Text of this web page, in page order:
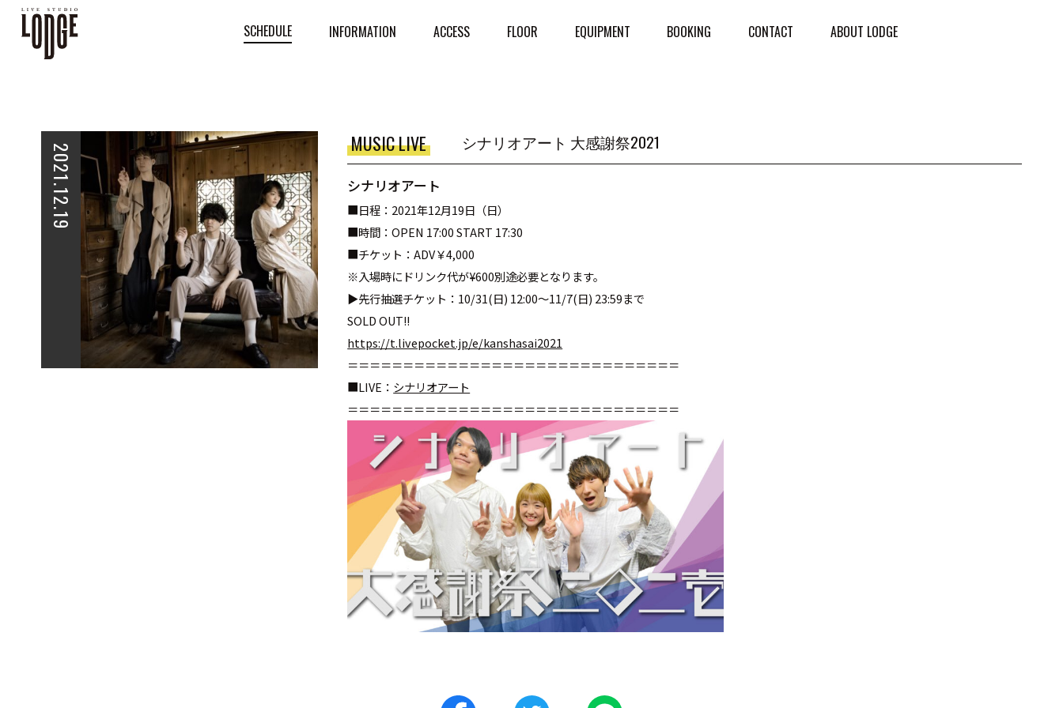
SCHEDULE INFORMATION ACCESS FLOOR EQUIPMENT BOOKING CONTACT ABOUT LODGE
2021.12.19 MUSIC LIVE シナリオアート 大感謝祭2021
シナリオアート
■日程：2021年12月19日（日）
■時間：OPEN 17:00 START 17:30
■チケット：ADV￥4,000
※入場時にドリンク代が¥600別途必要となります。
▶︎先行抽選チケット：10/31(日) 12:00〜11/7(日) 23:59まで
SOLD OUT!!
https://t.livepocket.jp/e/kanshasai2021
＝＝＝＝＝＝＝＝＝＝＝＝＝＝＝＝＝＝＝＝＝＝＝＝＝＝＝＝＝＝
■LIVE： シナリオアート
＝＝＝＝＝＝＝＝＝＝＝＝＝＝＝＝＝＝＝＝＝＝＝＝＝＝＝＝＝＝